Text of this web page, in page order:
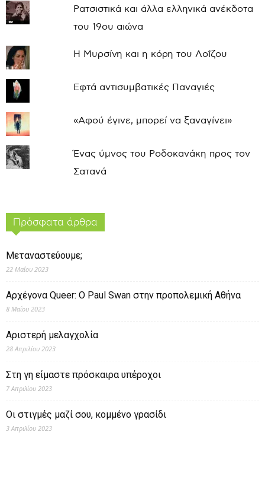
Ρατσιστικά και άλλα ελληνικά ανέκδοτα
του 19ου αιώνα
Η Μυρσίνη και η κόρη του Λοΐζου
Εφτά αντισυμβατικές Παναγιές
«Αφού έγινε, μπορεί να ξαναγίνει»
Ένας ύμνος του Ροδοκανάκη προς τον
Σατανά
Πρόσφατα άρθρα
Μεταναστεύουμε;
22 Μαΐου 2023
Αρχέγονα Queer: O Paul Swan στην προπολεμική Αθήνα
8 Μαΐου 2023
Αριστερή μελαγχολία
28 Απριλίου 2023
Στη γη είμαστε πρόσκαιρα υπέροχοι
7 Απριλίου 2023
Οι στιγμές μαζί σου, κομμένο γρασίδι
3 Απριλίου 2023